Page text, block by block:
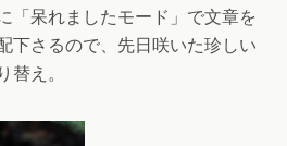
「呆れましたモード」で文章を
下さるので、先日咲いた珍しい
え。